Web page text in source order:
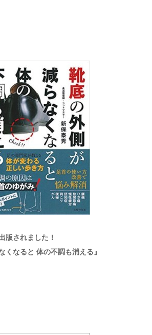
版されました！
くなると 体の不調も消える』